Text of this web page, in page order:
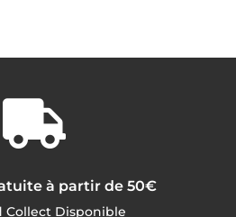

à partir de 50€
Collect Disponible